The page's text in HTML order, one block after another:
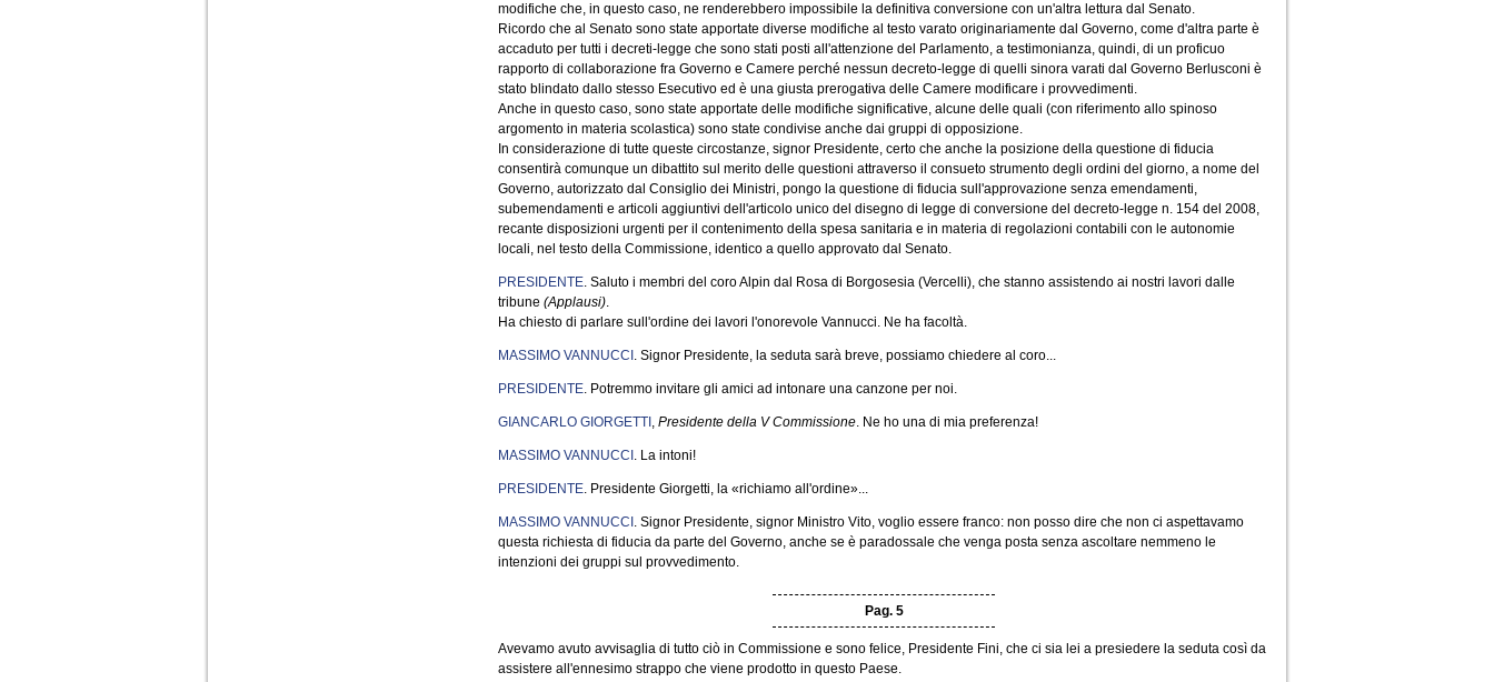
modifiche che, in questo caso, ne renderebbero impossibile la definitiva conversione con un'altra lettura dal Senato.
Ricordo che al Senato sono state apportate diverse modifiche al testo varato originariamente dal Governo, come d'altra parte è
accaduto per tutti i decreti-legge che sono stati posti all'attenzione del Parlamento, a testimonianza, quindi, di un proficuo
rapporto di collaborazione fra Governo e Camere perché nessun decreto-legge di quelli sinora varati dal Governo Berlusconi è
stato blindato dallo stesso Esecutivo ed è una giusta prerogativa delle Camere modificare i provvedimenti.
Anche in questo caso, sono state apportate delle modifiche significative, alcune delle quali (con riferimento allo spinoso
argomento in materia scolastica) sono state condivise anche dai gruppi di opposizione.
In considerazione di tutte queste circostanze, signor Presidente, certo che anche la posizione della questione di fiducia
consentirà comunque un dibattito sul merito delle questioni attraverso il consueto strumento degli ordini del giorno, a nome del
Governo, autorizzato dal Consiglio dei Ministri, pongo la questione di fiducia sull'approvazione senza emendamenti,
subemendamenti e articoli aggiuntivi dell'articolo unico del disegno di legge di conversione del decreto-legge n. 154 del 2008,
recante disposizioni urgenti per il contenimento della spesa sanitaria e in materia di regolazioni contabili con le autonomie
locali, nel testo della Commissione, identico a quello approvato dal Senato.
PRESIDENTE. Saluto i membri del coro Alpin dal Rosa di Borgosesia (Vercelli), che stanno assistendo ai nostri lavori dalle
tribune (Applausi).
Ha chiesto di parlare sull'ordine dei lavori l'onorevole Vannucci. Ne ha facoltà.
MASSIMO VANNUCCI . Signor Presidente, la seduta sarà breve, possiamo chiedere al coro...
PRESIDENTE. Potremmo invitare gli amici ad intonare una canzone per noi.
GIANCARLO GIORGETTI , Presidente della V Commissione. Ne ho una di mia preferenza!
MASSIMO VANNUCCI . La intoni!
PRESIDENTE. Presidente Giorgetti, la «richiamo all'ordine»...
MASSIMO VANNUCCI . Signor Presidente, signor Ministro Vito, voglio essere franco: non posso dire che non ci aspettavamo
questa richiesta di fiducia da parte del Governo, anche se è paradossale che venga posta senza ascoltare nemmeno le
intenzioni dei gruppi sul provvedimento.
Pag. 5
Avevamo avuto avvisaglia di tutto ciò in Commissione e sono felice, Presidente Fini, che ci sia lei a presiedere la seduta così da
assistere all'ennesimo strappo che viene prodotto in questo Paese.